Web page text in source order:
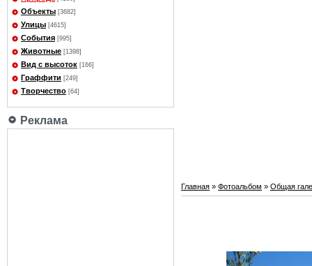
Объекты [3682]
Улицы [4615]
События [995]
Животные [1398]
Вид с высоток [166]
Граффити [249]
Творчество [64]
Реклама
Главная » Фотоальбом » Общая